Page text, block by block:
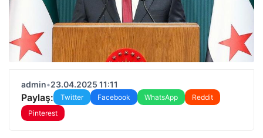
admin•23.04.2025 11:11
Paylaş: Twitter Facebook WhatsApp
Reddit
Pinterest